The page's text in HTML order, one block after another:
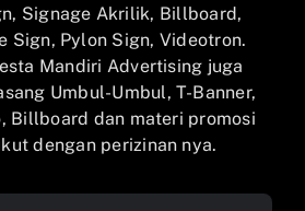
Signage Akrilik, Billboard,
Sign, Pylon Sign, Videotron.
Mandiri Advertising juga
Umbul-Umbul, T-Banner,
Billboard dan materi promosi
dengan perizinan nya.